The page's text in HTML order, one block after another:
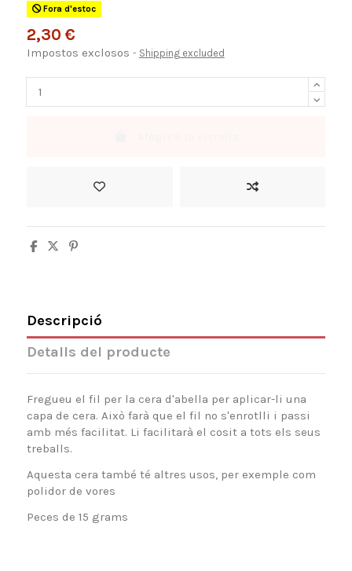
Fora d'estoc
2,30 €
Impostos exclosos Shipping excluded
Descripció
Detalls del producte
Fregueu el fil per la cera d'abella per aplicar-li una
capa de cera. Això farà que el fil no s'enrotlli i passi
amb més facilitat. Li facilitarà el cosit a tots els seus
treballs.
Aquesta cera també té altres usos, per exemple com
polidor de vores
Peces de 15 grams